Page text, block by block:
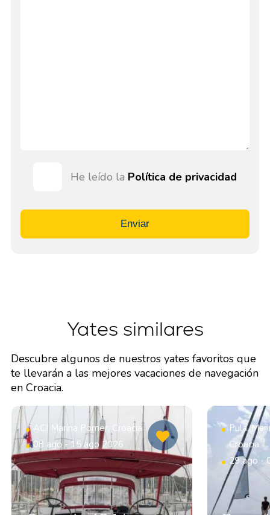
He leído la Política de privacidad
Enviar
Yates similares
Descubre algunos de nuestros yates favoritos que
te llevarán a las mejores vacaciones de navegación
en Croacia.
ACI Marina Pomer, Croacia
08 ago - 15 ago 2026
Pula,
Croacia
29 ago -